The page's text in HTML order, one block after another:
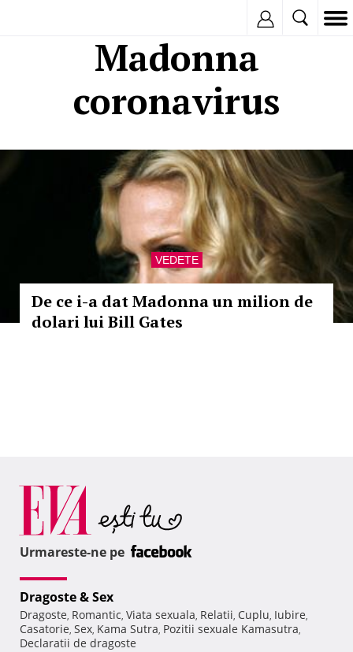
Madonna
coronavirus
VEDETE
De ce i-a dat Madonna un milion de
dolari lui Bill Gates
Urmareste-ne pe
Dragoste & Sex
Dragoste, Romantic, Viata sexuala, Relatii, Cuplu, Iubire,
Casatorie, Sex, Kama Sutra, Pozitii sexuale Kamasutra,
Declaratii de dragoste